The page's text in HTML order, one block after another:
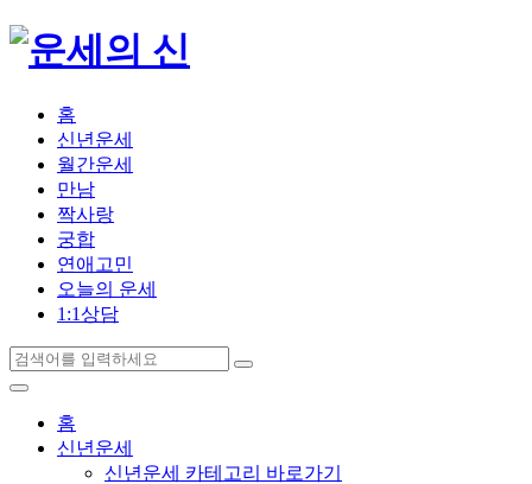
홈
신년운세
월간운세
만남
짝사랑
궁합
연애고민
오늘의 운세
1:1상담
홈
신년운세
신년운세 카테고리 바로가기